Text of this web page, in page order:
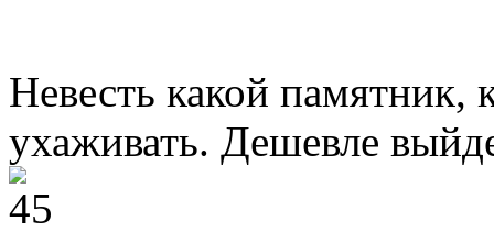
Невесть какой памятник,
ухаживать. Дешевле